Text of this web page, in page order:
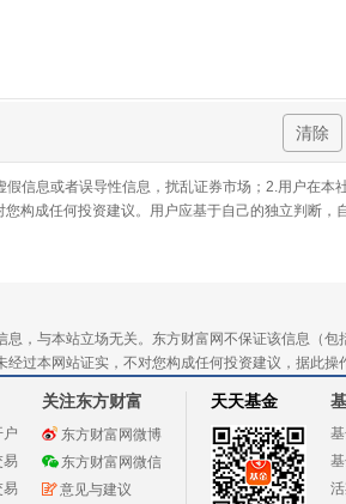
清除
信息或者误导性信息，扰乱证券市场；2.用户在本
构成任何投资建议。用户应基于自己的独立判断，
，与本站立场无关。东方财富网不保证该信息（
过本网站证实，不对您构成任何投资建议，据此操
户
易
易
关注东方财富
东方财富网微博
东方财富网微信
意见与建议
天天基金